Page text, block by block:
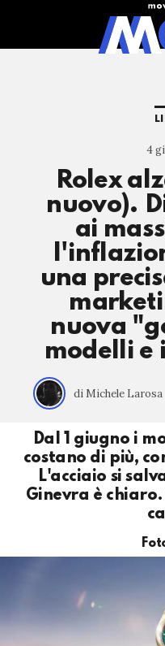
4
Rolex
nuovo).
ai
una
nuova
modelli e
di Michele Larosa
Dal 1 giugno i
costano di più,
L'acciaio si
Ginevra è chiaro.